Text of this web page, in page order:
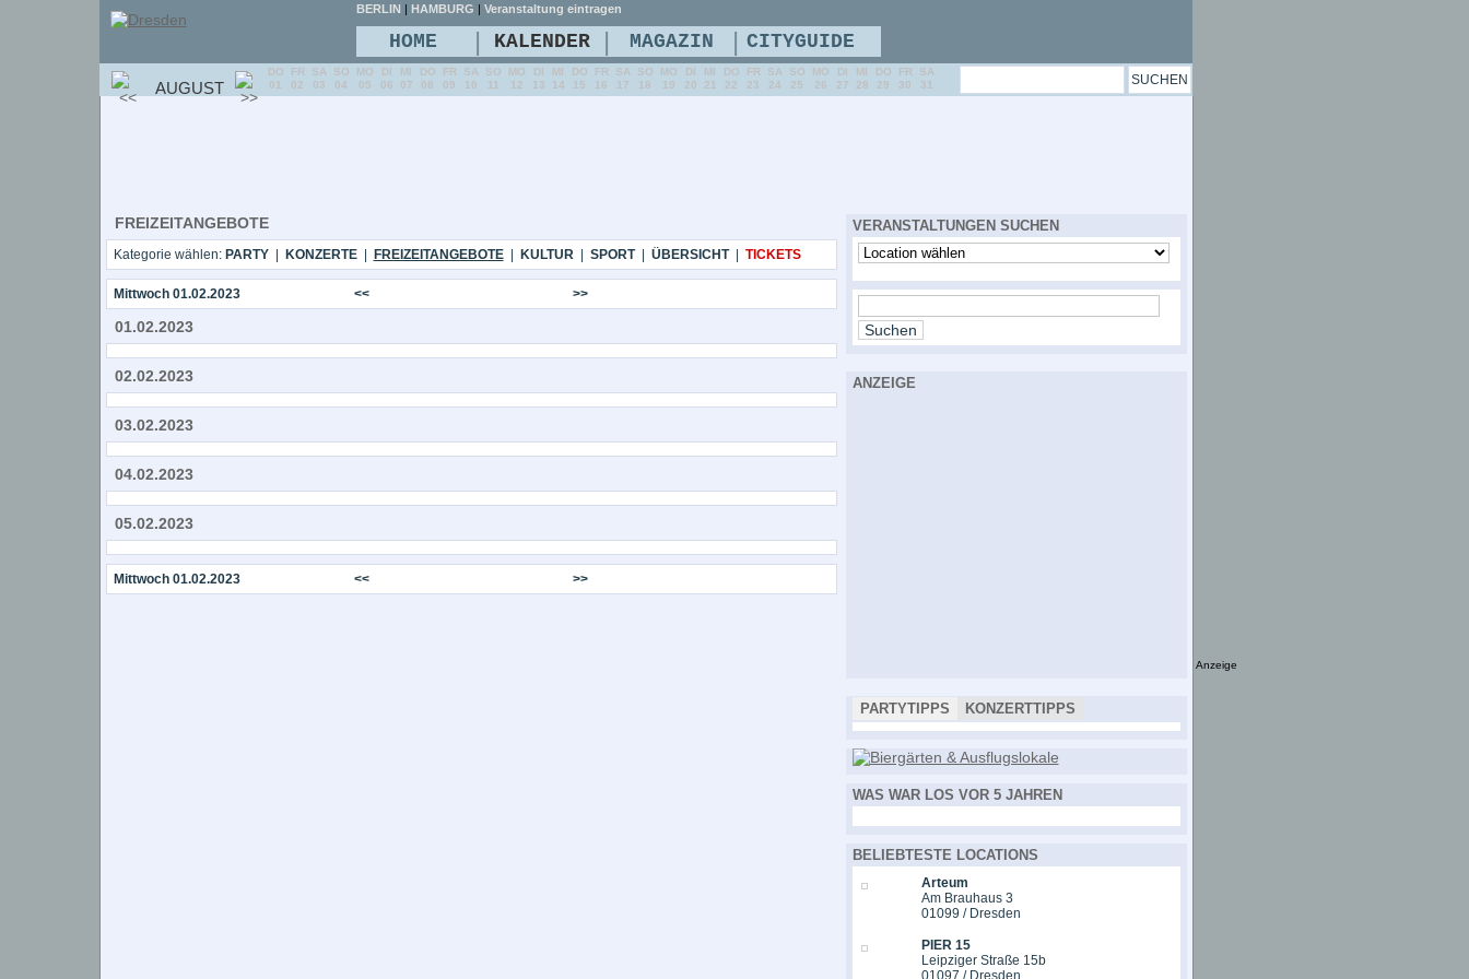
FREIZEITANGEBOTE
Kategorie wählen: PARTY| KONZERTE| FREIZEITANGEBOTE| KULTUR| SPORT| ÜBERSICHT| TICKETS
Mittwoch 01.02.2023 << >>
01.02.2023
02.02.2023
03.02.2023
04.02.2023
05.02.2023
Mittwoch 01.02.2023 << >>
VERANSTALTUNGEN SUCHEN
ANZEIGE
PARTYTIPPS KONZERTTIPPS
WAS WAR LOS VOR 5 JAHREN
BELIEBTESTE LOCATIONS
Arteum
Am Brauhaus 3
01099 / Dresden
PIER 15
Leipziger Straße 15b
01097 / Dresden
BERLIN | HAMBURG | Veranstaltung eintragen
HOME | KALENDER | MAGAZIN | CITYGUIDE
AUGUST
DO
01
FR
02
SA
03
SO
04
MO
05
DI
06
MI
07
DO
08
FR
09
SA
10
SO
11
MO
12
DI
13
MI
14
DO
15
FR
16
SA
17
SO
18
MO
19
DI
20
MI
21
DO
22
FR
23
SA
24
SO
25
MO
26
DI
27
MI
28
DO
29
FR
30
SA
31
Anzeige